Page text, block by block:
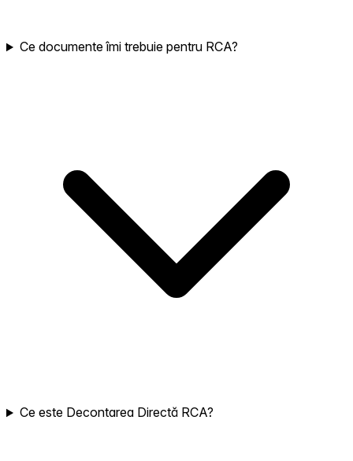
Ce documente îmi trebuie pentru RCA?
Ce este Decontarea Directă RCA?